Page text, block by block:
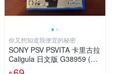
你又想知道我便宜的秘密
SONY PSV PSVITA 卡里古拉
Caligula 日文版 G38959 (下
標前請先詢問)